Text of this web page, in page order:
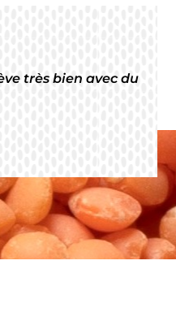
très bien avec du